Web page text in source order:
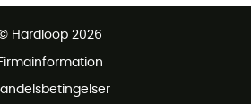
Hardloop 2026
Firmainformation